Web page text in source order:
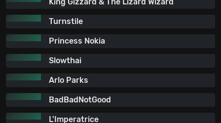
Turnstile
Princess Nokia
Slowthai
Arlo Parks
BadBadNotGood
L'Imperatrice